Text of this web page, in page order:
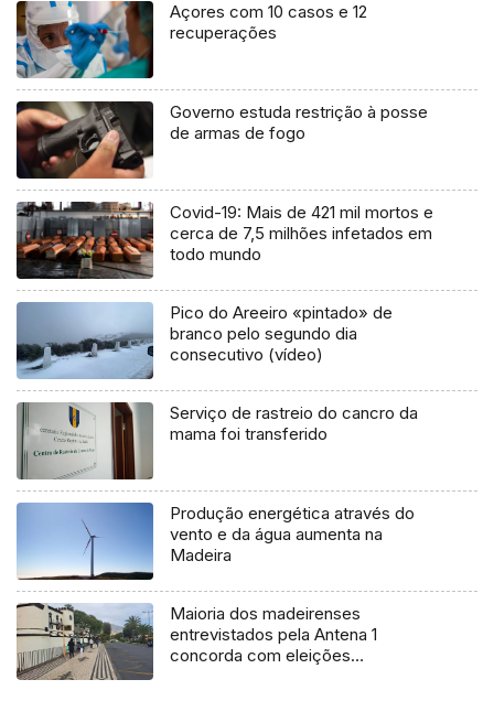
Açores com 10 casos e 12
recuperações
Governo estuda restrição à posse
de armas de fogo
Covid-19: Mais de 421 mil mortos e
cerca de 7,5 milhões infetados em
todo mundo
Pico do Areeiro «pintado» de
branco pelo segundo dia
consecutivo (vídeo)
Serviço de rastreio do cancro da
mama foi transferido
Produção energética através do
vento e da água aumenta na
Madeira
Maioria dos madeirenses
entrevistados pela Antena 1
concorda com eleições